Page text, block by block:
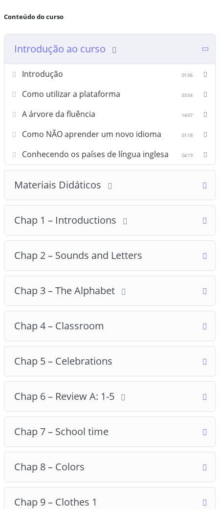
Conteúdo do curso
Introdução ao curso
Introdução 01:06
Como utilizar a plataforma 03:54
A árvore da fluência 14:07
Como NÃO aprender um novo idioma 01:18
Conhecendo os países de língua inglesa 04:19
Materiais Didáticos
Chap 1 – Introductions
Chap 2 – Sounds and Letters
Chap 3 – The Alphabet
Chap 4 – Classroom
Chap 5 – Celebrations
Chap 6 – Review A: 1-5
Chap 7 – School time
Chap 8 – Colors
Chap 9 – Clothes 1